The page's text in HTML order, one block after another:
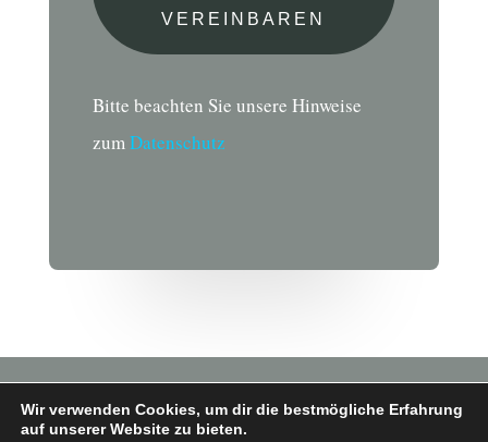
VEREINBAREN
Bitte beachten Sie unsere Hinweise
zumDatenschutz
Wir verwenden Cookies, um dir die bestmögliche Erfahrung
auf unserer Website zu bieten.